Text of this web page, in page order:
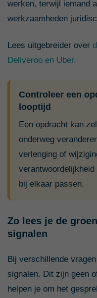
werken, terwijl iemand
werkzaamheden
Lees uitgebreider over
Deliveroo en Uber.
Controleer een
looptijd
Een opdracht kan
onderweg
verlenging of
bij elkaar passen.
Zo lees je de
signalen
Bij verschillende
signalen. Dit zijn geen
helpen je om het